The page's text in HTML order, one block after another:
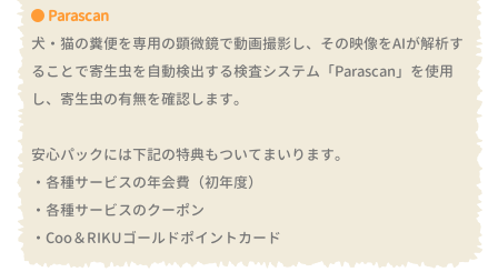
Parascan
犬・猫の糞便を専用の顕微鏡で動画撮影し、その映像をAIが解析す
ることで寄生虫を自動検出する検査システム「Parascan」を使用
し、寄生虫の有無を確認します。
安心パックには下記の特典もついてまいります。
・各種サービスの年会費（初年度）
・各種サービスのクーポン
・Coo＆RIKUゴールドポイントカード